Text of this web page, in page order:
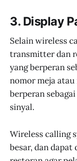
3. Display
Selain wireless
transmitter dan
yang berperan
nomor meja
berperan
sinyal.
Wireless calling
besar, dan dapat